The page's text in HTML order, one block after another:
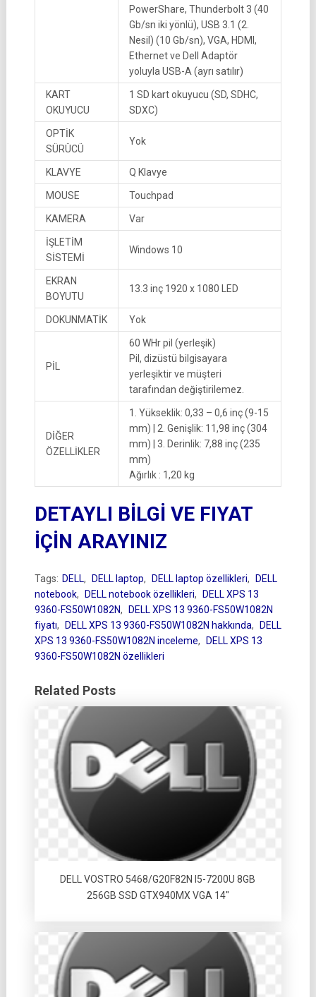
PowerShare, Thunderbolt 3 (40
Gb/sn iki yönlü), USB 3.1 (2.
Nesil) (10 Gb/sn), VGA, HDMI,
Ethernet ve Dell Adaptör
yoluyla USB-A (ayrı satılır)
KART
OKUYUCU
1 SD kart okuyucu (SD, SDHC,
SDXC)
OPTİK
SÜRÜCÜ
Yok
KLAVYE Q Klavye
MOUSE Touchpad
KAMERA Var
İŞLETİM
SİSTEMİ
Windows 10
EKRAN
BOYUTU
13.3 inç 1920 x 1080 LED
DOKUNMATİK Yok
PİL
60 WHr pil (yerleşik)
Pil, dizüstü bilgisayara
yerleşiktir ve müşteri
tarafından değiştirilemez.
DİĞER
ÖZELLİKLER
1. Yükseklik: 0,33 – 0,6 inç (9-15
mm) | 2. Genişlik: 11,98 inç (304
mm) | 3. Derinlik: 7,88 inç (235
mm)
Ağırlık : 1,20 kg
DETAYLI BİLGİ VE FIYAT
İÇİN ARAYINIZ
Tags: DELL, DELL laptop, DELL laptop özellikleri,
DELL
notebook, DELL notebook özellikleri,
DELL XPS 13
9360-FS50W1082N,
DELL XPS 13 9360-FS50W1082N
fiyatı, DELL XPS 13 9360-FS50W1082N hakkında,
DELL
XPS 13 9360-FS50W1082N inceleme,
DELL XPS 13
9360-FS50W1082N özellikleri
Related Posts
DELL VOSTRO 5468/G20F82N I5-7200U 8GB
256GB SSD GTX940MX VGA 14″